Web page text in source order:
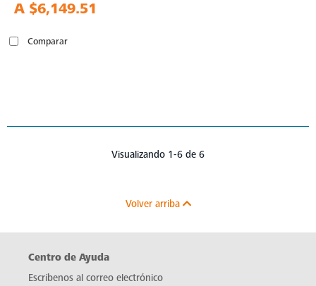
A $6,149.51
Comparar
Visualizando 1-6 de 6
Volver arriba
Centro de Ayuda
Escríbenos al correo electrónico